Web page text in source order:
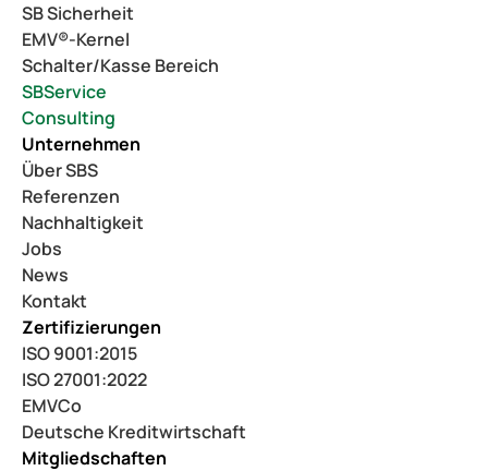
SB Sicherheit
EMV®-Kernel
Schalter/Kasse Bereich
SBService
Consulting
Unternehmen
Über SBS
Referenzen
Nachhaltigkeit
Jobs
News
Kontakt
Zertifizierungen
ISO 9001:2015
ISO 27001:2022
EMVCo
Deutsche Kreditwirtschaft
Mitgliedschaften